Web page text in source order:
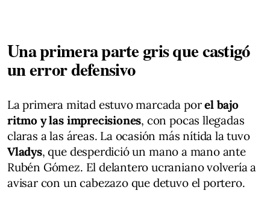
Una primera parte gris que castigó
un error defensivo
La primera mitad estuvo marcada porel bajo
ritmo y las imprecisiones, con pocas llegadas
claras a las áreas. La ocasión más nítida la tuvo
Vladys, que desperdició un mano a mano ante
Rubén Gómez. El delantero ucraniano volvería a
avisar con un cabezazo que detuvo el portero.